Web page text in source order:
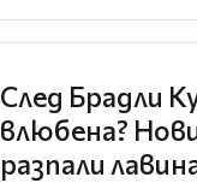
След Брадли
влюбена?
разпали